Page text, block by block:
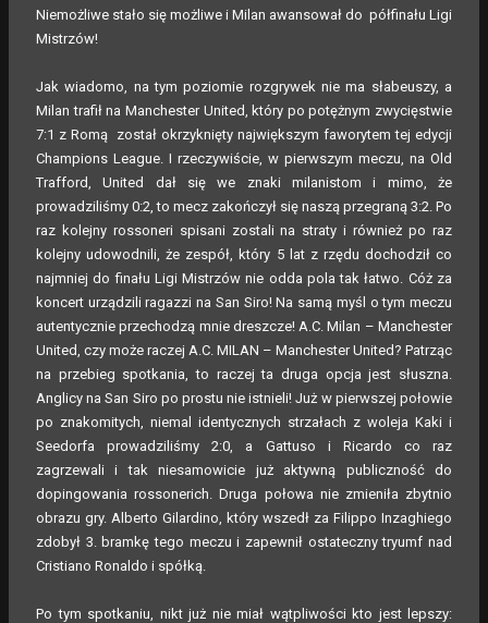
Niemożliwe stało się możliwe i Milan awansował do półfinału Ligi
Mistrzów!
Jak wiadomo, na tym poziomie rozgrywek nie ma słabeuszy, a
Milan trafił na Manchester United, który po potężnym zwycięstwie
7:1 z Romą został okrzyknięty największym faworytem tej edycji
Champions League. I rzeczywiście, w pierwszym meczu, na Old
Trafford, United dał się we znaki milanistom i mimo, że
prowadziliśmy 0:2, to mecz zakończył się naszą przegraną 3:2. Po
raz kolejny rossoneri spisani zostali na straty i również po raz
kolejny udowodnili, że zespół, który 5 lat z rzędu dochodził co
najmniej do finału Ligi Mistrzów nie odda pola tak łatwo. Cóż za
koncert urządzili ragazzi na San Siro! Na samą myśl o tym meczu
autentycznie przechodzą mnie dreszcze! A.C. Milan – Manchester
United, czy może raczej A.C. MILAN – Manchester United? Patrząc
na przebieg spotkania, to raczej ta druga opcja jest słuszna.
Anglicy na San Siro po prostu nie istnieli! Już w pierwszej połowie
po znakomitych, niemal identycznych strzałach z woleja Kaki i
Seedorfa prowadziliśmy 2:0, a Gattuso i Ricardo co raz
zagrzewali i tak niesamowicie już aktywną publiczność do
dopingowania rossonerich. Druga połowa nie zmieniła zbytnio
obrazu gry. Alberto Gilardino, który wszedł za Filippo Inzaghiego
zdobył 3. bramkę tego meczu i zapewnił ostateczny tryumf nad
Cristiano Ronaldo i spółką.
Po tym spotkaniu, nikt już nie miał wątpliwości kto jest lepszy: